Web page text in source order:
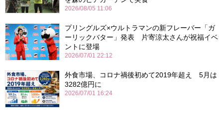
2026/08/05 11:06
プリングルズ×ウルトラマンの新フレーバー「ガ
ーリックバター」発表 片寄涼太さんが祝福イベ
ントに登場
2026/07/01 22:12
外食市場、コロナ禍後初めて2019年超え 5月は
3282億円に
2026/07/01 16:24